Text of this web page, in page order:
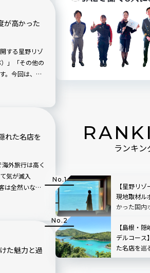
が高かった
する星野リゾ
」「その他の
今回は、
れた名店を
外旅行は高く
気が滅入
は全然いな
モデルコー
ング。話題の
ょう。
た魅力と過
ランキン
【星野リ
現地取材ル
かった国内
【島根・
デルコース
た名店を巡